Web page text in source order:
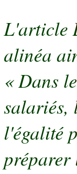
L'article
alinéa
« Dans
salariés,
l'égalité
préparer